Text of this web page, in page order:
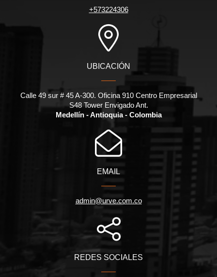
+573224306
UBICACIÓN
Calle 49 sur # 45 A-300. Oficina 910 Centro Empresarial
S48 Tower Envigado Ant.
Medellín - Antioquia - Colombia
EMAIL
admin@urve.com.co
REDES SOCIALES